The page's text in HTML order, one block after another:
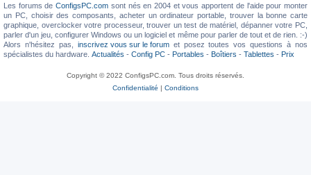
Les forums deConfigsPC.com sont nés en 2004 et vous apportent de l'aide pour monter
un PC, choisir des composants, acheter un ordinateur portable, trouver la bonne carte
graphique, overclocker votre processeur, trouver un test de matériel, dépanner votre PC,
parler d'un jeu, configurer Windows ou un logiciel et même pour parler de tout et de rien. :-)
Alors n'hésitez pas, inscrivez vous sur le forumet posez toutes vos questions à nos
spécialistes du hardware. Actualités - Config PC - Portables - Boîtiers - Tablettes - Prix
Copyright © 2022 ConfigsPC.com. Tous droits réservés.
Confidentialité | Conditions